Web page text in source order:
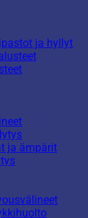
ja hyllyt
ja ämpärit